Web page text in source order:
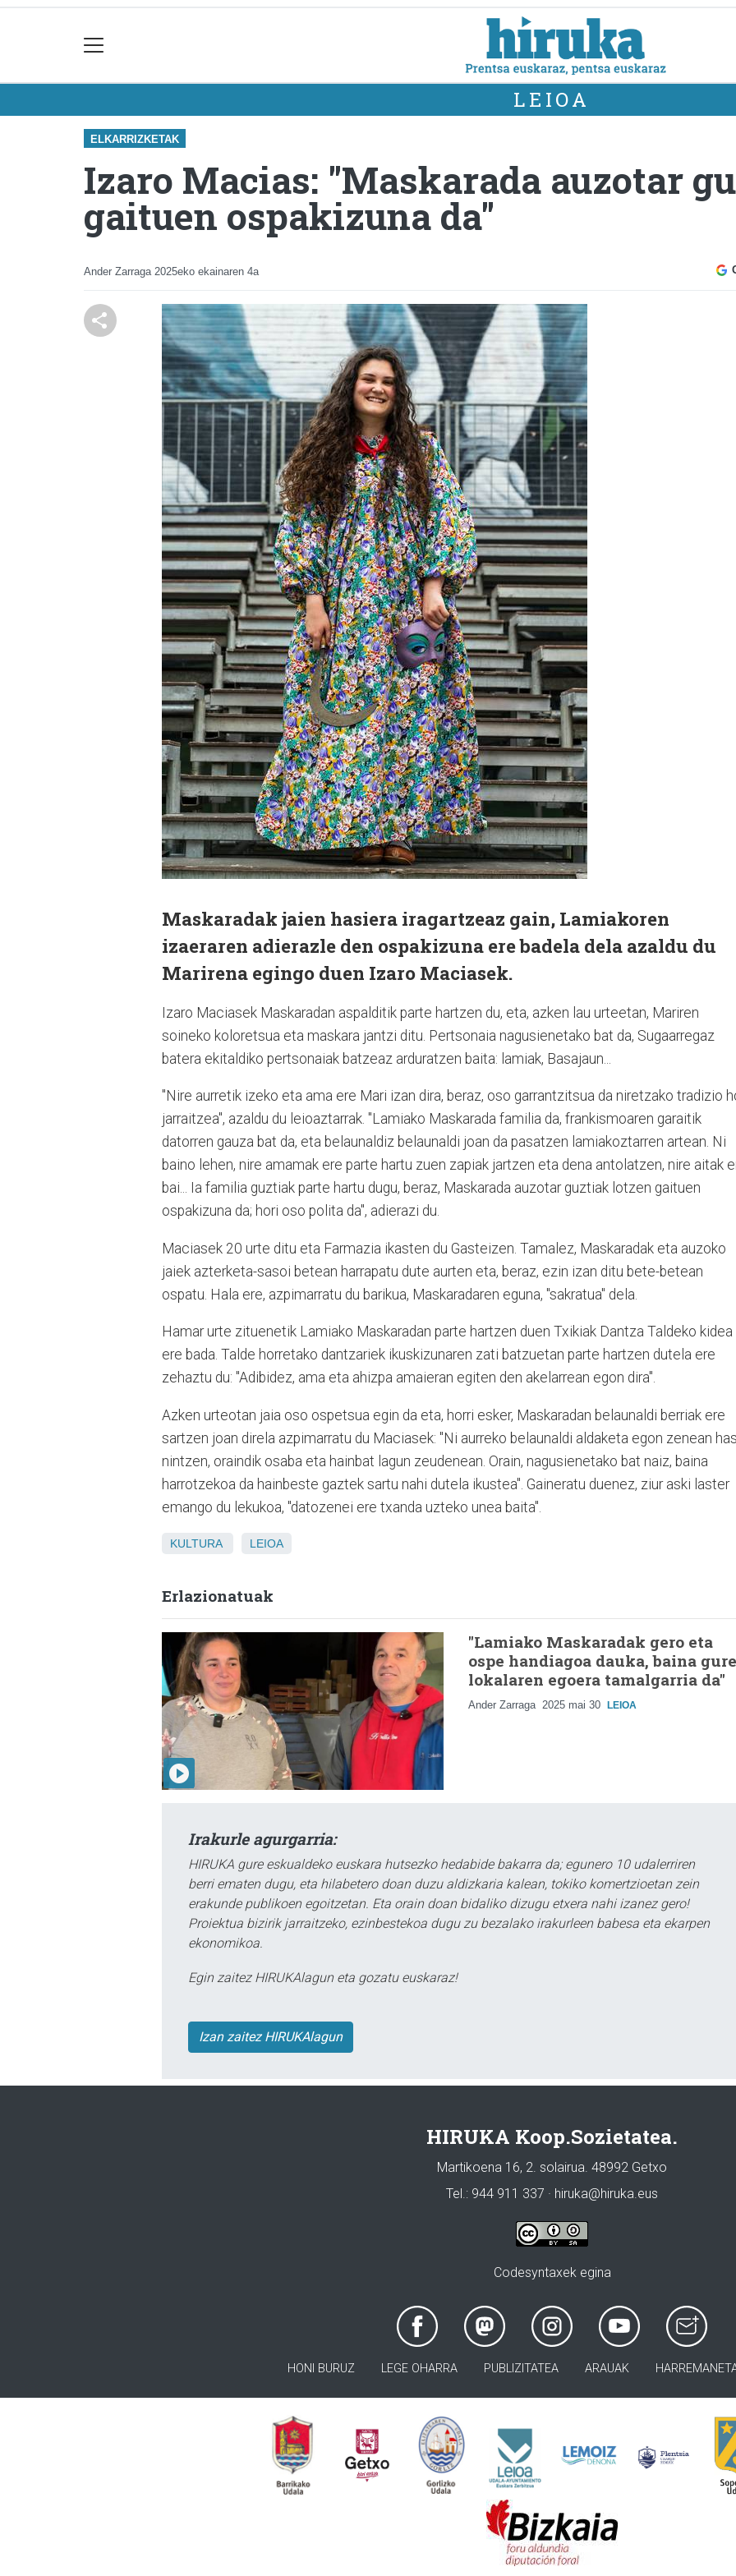
LEIOA
ELKARRIZKETAK
Izaro Macias: "Maskarada auzotar
gaituen ospakizuna da"
Ander Zarraga 2025eko ekainaren 4a
Maskaradak jaien hasiera iragartzeaz gain, Lamiakoren
izaeraren adierazle den ospakizuna ere badela dela azaldu du
Marirena egingo duen Izaro Maciasek.
Izaro Maciasek Maskaradan aspalditik parte hartzen du, eta, azken lau urteetan, Mariren
soineko koloretsua eta maskara jantzi ditu. Pertsonaia nagusienetako bat da, Sugaarregaz
batera ekitaldiko pertsonaiak batzeaz arduratzen baita: lamiak, Basajaun...
"Nire aurretik izeko eta ama ere Mari izan dira, beraz, oso garrantzitsua da niretzako tradizio
jarraitzea", azaldu du leioaztarrak. "Lamiako Maskarada familia da, frankismoaren garaitik
datorren gauza bat da, eta belaunaldiz belaunaldi joan da pasatzen lamiakoztarren artean. Ni
baino lehen, nire amamak ere parte hartu zuen zapiak jartzen eta dena antolatzen, nire aitak
bai... Ia familia guztiak parte hartu dugu, beraz, Maskarada auzotar guztiak lotzen gaituen
ospakizuna da; hori oso polita da", adierazi du.
Maciasek 20 urte ditu eta Farmazia ikasten du Gasteizen. Tamalez, Maskaradak eta auzoko
jaiek azterketa-sasoi betean harrapatu dute aurten eta, beraz, ezin izan ditu bete-betean
ospatu. Hala ere, azpimarratu du barikua, Maskaradaren eguna, "sakratua" dela.
Hamar urte zituenetik Lamiako Maskaradan parte hartzen duen Txikiak Dantza Taldeko kidea
ere bada. Talde horretako dantzariek ikuskizunaren zati batzuetan parte hartzen dutela ere
zehaztu du: "Adibidez, ama eta ahizpa amaieran egiten den akelarrean egon dira".
Azken urteotan jaia oso ospetsua egin da eta, horri esker, Maskaradan belaunaldi berriak ere
sartzen joan direla azpimarratu du Maciasek: "Ni aurreko belaunaldi aldaketa egon zenean
nintzen, oraindik osaba eta hainbat lagun zeudenean. Orain, nagusienetako bat naiz, baina
harrotzekoa da hainbeste gaztek sartu nahi dutela ikustea". Gaineratu duenez, ziur aski laster
emango du lekukoa, "datozenei ere txanda uzteko unea baita".
KULTURA LEIOA
Erlazionatuak
"Lamiako Maskaradak gero eta
ospe handiagoa dauka, baina gure
lokalaren egoera tamalgarria da"
Ander Zarraga 2025 mai 30 LEIOA
Irakurle agurgarria:
HIRUKA gure eskualdeko euskara hutsezko hedabide bakarra da; egunero 10 udalerriren
berri ematen dugu, eta hilabetero doan duzu aldizkaria kalean, tokiko komertzioetan zein
erakunde publikoen egoitzetan. Eta orain doan bidaliko dizugu etxera nahi izanez gero!
Proiektua bizirik jarraitzeko, ezinbestekoa dugu zu bezalako irakurleen babesa eta ekarpen
ekonomikoa.
Egin zaitez HIRUKAlagun eta gozatu euskaraz!
Izan zaitez HIRUKAlagun
HIRUKA Koop.Sozietatea.
Martikoena 16, 2. solairua. 48992 Getxo
Tel.: 944 911 337 · hiruka@hiruka.eus
Codesyntaxek egina
HONI BURUZ LEGE OHARRA PUBLIZITATEA ARAUAK